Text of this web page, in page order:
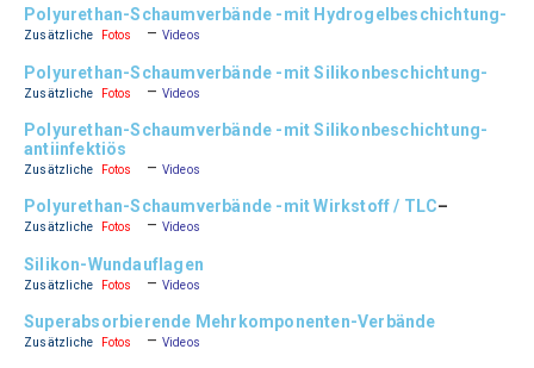
Polyurethan-Schaumverbände -mit Hydrogelbeschichtung-
Zusätzliche Fotos – Videos
Polyurethan-Schaumverbände -mit Silikonbeschichtung-
Zusätzliche Fotos – Videos
Polyurethan-Schaumverbände -mit Silikonbeschichtung-
antiinfektiös
Zusätzliche Fotos – Videos
Polyurethan-Schaumverbände -mit Wirkstoff / TLC–
Zusätzliche Fotos – Videos
Silikon-Wundauflagen
Zusätzliche Fotos – Videos
Superabsorbierende Mehrkomponenten-Verbände
Zusätzliche Fotos – Videos